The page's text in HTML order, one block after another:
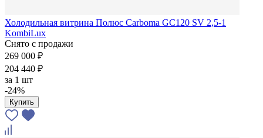
Холодильная витрина Полюс Carboma GC120 SV 2,5-1
KombiLux
Снято с продажи
269 000 ₽
204 440 ₽
за 1 шт
-24%
Купить